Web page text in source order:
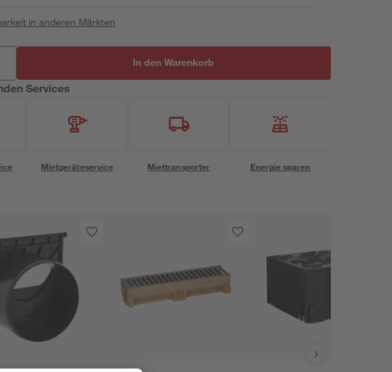
in anderen Märkten
In den Warenkorb
Services
Mietgeräteservice Miettransporter Energie sparen